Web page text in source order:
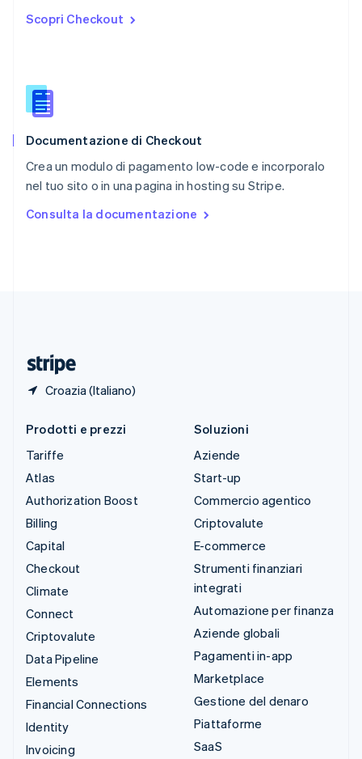
Scopri Checkout
Documentazione di Checkout
Crea un modulo di pagamento low-code e incorporalo
nel tuo sito o in una pagina in hosting su Stripe.
Consulta la documentazione
Croazia (Italiano)
English
English
Slovacchia
Slovenia
Spagna
EspañolEnglish
English Español简体中文
Prodotti e prezzi
Tariffe
Atlas
Authorization Boost
Billing
Capital
Checkout
Climate
Connect
Criptovalute
Data Pipeline
Elements
Financial Connections
Identity
Invoicing
Soluzioni
Aziende
Start-up
Commercio agentico
Criptovalute
E-commerce
Strumenti finanziari
integrati
Automazione per finanza
Aziende globali
Pagamenti in-app
Marketplace
Gestione del denaro
Piattaforme
SaaS